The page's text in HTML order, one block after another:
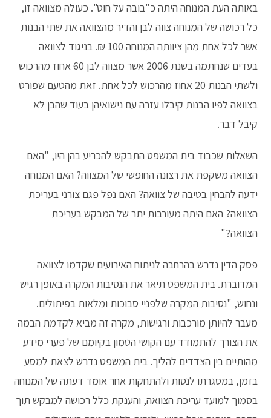
באותה העת המנוחה היתה כ"בובה על חוט". כעולה מצוואה זו,
כל רכושה של המנוחה צווה לבן והדיר מהצוואה את שתי הבנות
אשר לכל אחת מהן ציוותה המנוחה 100 ₪. בניגוד לצוואה
בעדים שנחתמה בשנת 2006 אשר מצווה לבן 60 אחוז מהרכוש
ולשתי הבנות 20 אחוז מהרכוש לכל אחת. זאת מהטעם שפורט
בצוואה לפיו הבנות קיבלו עזרה עם נישואיהן בעוד שהבן לא
קיבל דבר.
השאלות שכבוד בית המשפט התבקש להכריע בהן היו, "האם
הצוואה משקפת את רצונה החופשי של המצווה? האם המנוחה
ידעה להבחין בטיבה של צוואה? האם נפל פגם צורני בעריכת
הצוואה? האם היתה מעורבות יתר של המבקש בעריכת
הצוואה?"
פסק הדין נדרש בהרחבה לניתוח האירועים שקדמו לצוואה
המדוברת. בית המשפט תיאר את הנסיבות המקרה באופן רגיש
ונחוש, "נסיבות המקרה שלפניי סבוכות ומלאות בפיתולים.
מעבר להיותן מורכבות ורגישות, מקרה זה מביא לקדמת הבמה
את הצורך להתמודד עם הקושי הטמון בקיומם של פערי מידע
מהותיים בין הצדדים להליך. בית המשפט נדרש לצאת למסע
בזמן, במסגרתו לנסות ולהתחקות אחר אומד דעתה של המנוחה
בסמוך למועד עריכת הצוואה, והענקת כלל רכושה למבקש תוך